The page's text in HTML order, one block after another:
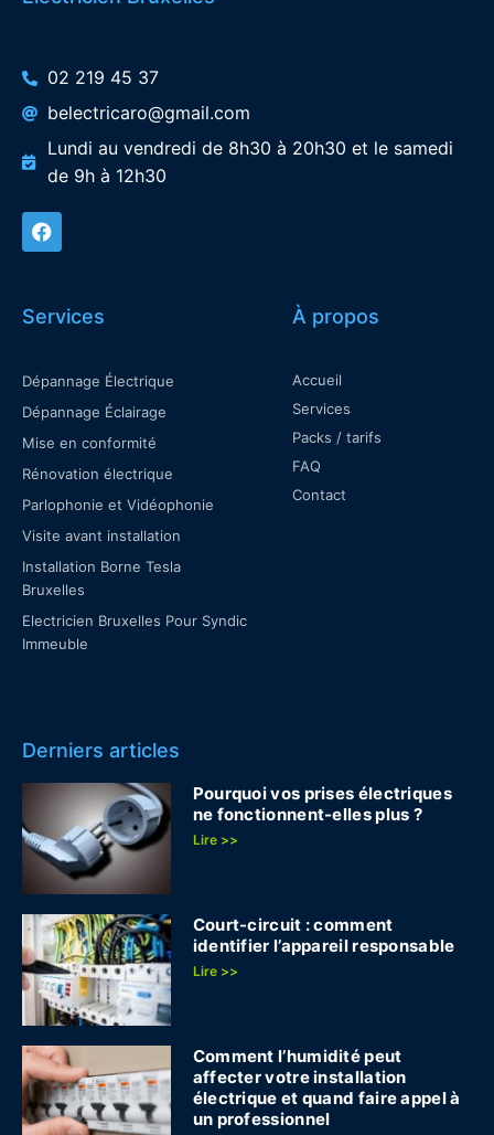
02 219 45 37
belectricaro@gmail.com
Lundi au vendredi de 8h30 à 20h30 et le samedi
de 9h à 12h30
Services
Dépannage Électrique
Dépannage Éclairage
Mise en conformité
Rénovation électrique
Parlophonie et Vidéophonie
Visite avant installation
Installation Borne Tesla
Bruxelles
Electricien Bruxelles Pour Syndic
Immeuble
À propos
Accueil
Services
Packs / tarifs
FAQ
Contact
Derniers articles
Pourquoi vos prises électriques
ne fonctionnent-elles plus ?
Lire >>
Court-circuit : comment
identifier l’appareil responsable
Lire >>
Comment l’humidité peut
affecter votre installation
électrique et quand faire appel à
un professionnel